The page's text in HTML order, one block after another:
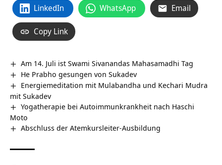
LinkedIn WhatsApp Email
Copy Link
Am 14. Juli ist Swami Sivanandas Mahasamadhi Tag
He Prabho gesungen von Sukadev
Energiemeditation mit Mulabandha und Kechari Mudra
mit Sukadev
Yogatherapie bei Autoimmunkrankheit nach Haschi
Moto
Abschluss der Atemkursleiter-Ausbildung